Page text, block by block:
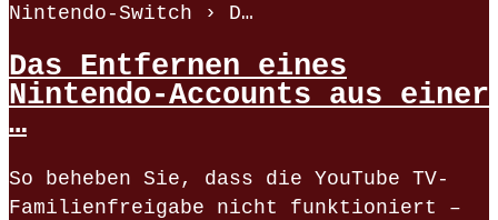
Nintendo-Switch › D…
Das Entfernen eines
Nintendo-Accounts aus einer
…
So beheben Sie, dass die YouTube TV-
Familienfreigabe nicht funktioniert –